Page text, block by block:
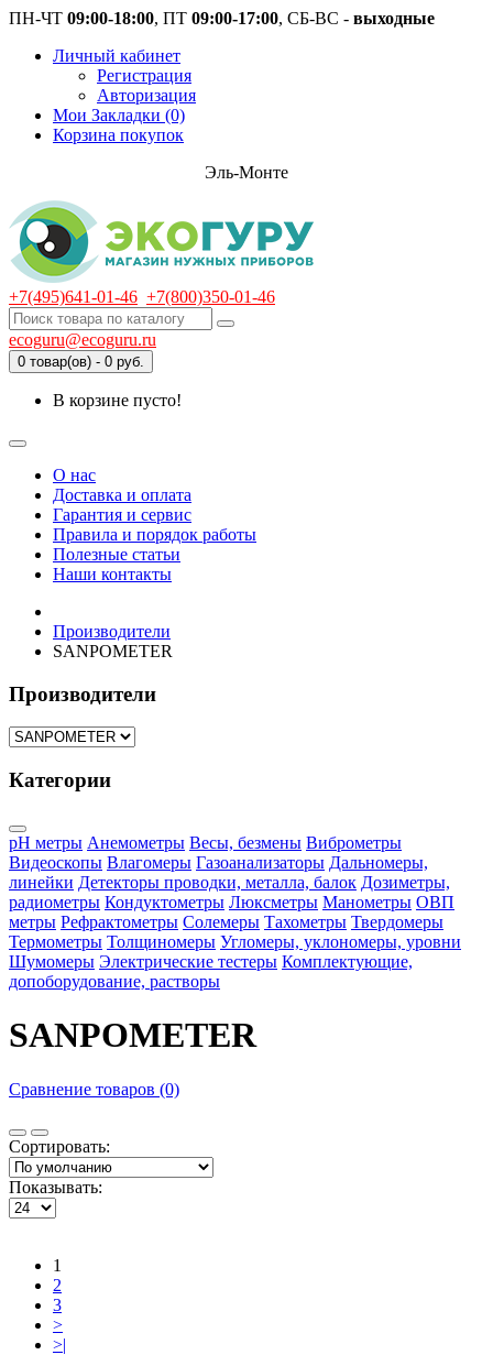
ПН-ЧТ 09:00-18:00, ПТ 09:00-17:00, СБ-ВС - выходные
Личный кабинет
Регистрация
Авторизация
Мои Закладки (0)
Корзина покупок
Эль-Монте
+7(495)641-01-46 +7(800)350-01-46
ecoguru@ecoguru.ru
0 товар(ов) - 0 руб.
В корзине пусто!
О нас
Доставка и оплата
Гарантия и сервис
Правила и порядок работы
Полезные статьи
Наши контакты
Производители
SANPOMETER
Производители
Категории
pH метры Анемометры Весы, безмены Виброметры
Видеоскопы Влагомеры Газоанализаторы Дальномеры,
линейки Детекторы проводки, металла, балок Дозиметры,
радиометры Кондуктометры Люксметры Манометры ОВП
метры Рефрактометры Солемеры Тахометры Твердомеры
Термометры Толщиномеры Угломеры, уклономеры, уровни
Шумомеры Электрические тестеры Комплектующие,
допоборудование, растворы
SANPOMETER
Сравнение товаров (0)
Сортировать:
Показывать:
1
2
3
>
>|